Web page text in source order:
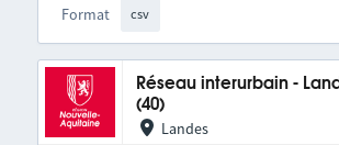
Format csv
Réseau interurbain -
(40)
Landes